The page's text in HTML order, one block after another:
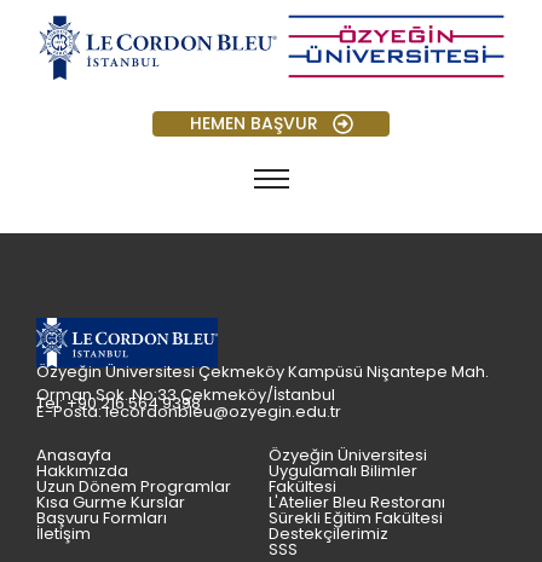
HEMEN BAŞVUR
Özyeğin Üniversitesi Çekmeköy Kampüsü Nişantepe Mah.
Orman Sok. No:33 Çekmeköy/İstanbul
Tel: +90 216 564 9398
E-Posta: lecordonbleu@ozyegin.edu.tr
Anasayfa
Hakkımızda
Uzun Dönem Programlar
Kısa Gurme Kurslar
Başvuru Formları
İletişim
Özyeğin Üniversitesi
Uygulamalı Bilimler
Fakültesi
L'Atelier Bleu Restoranı
Sürekli Eğitim Fakültesi
Destekçilerimiz
SSS